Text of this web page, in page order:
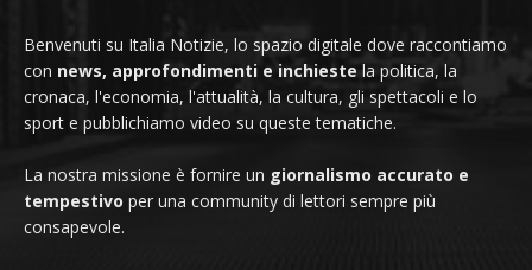
Benvenuti su Italia Notizie, lo spazio digitale dove raccontiamo
con news, approfondimenti e inchieste la politica, la
cronaca, l'economia, l'attualità, la cultura, gli spettacoli e lo
sport e pubblichiamo video su queste tematiche.
La nostra missione è fornire un giornalismo accurato e
tempestivo per una community di lettori sempre più
consapevole.